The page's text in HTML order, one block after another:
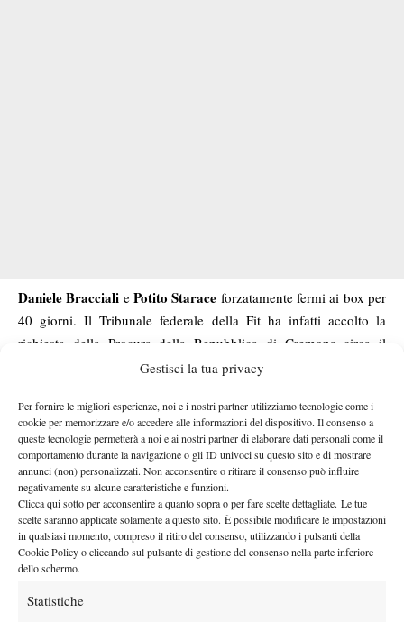
Gestisci la tua privacy
Per fornire le migliori esperienze, noi e i nostri partner utilizziamo tecnologie come i
cookie per memorizzare e/o accedere alle informazioni del dispositivo. Il consenso a
queste tecnologie permetterà a noi e ai nostri partner di elaborare dati personali come il
comportamento durante la navigazione o gli ID univoci su questo sito e di mostrare
annunci (non) personalizzati. Non acconsentire o ritirare il consenso può influire
negativamente su alcune caratteristiche e funzioni.
Clicca qui sotto per acconsentire a quanto sopra o per fare scelte dettagliate. Le tue
scelte saranno applicate solamente a questo sito. È possibile modificare le impostazioni
in qualsiasi momento, compreso il ritiro del consenso, utilizzando i pulsanti della
Cookie Policy o cliccando sul pulsante di gestione del consenso nella parte inferiore
dello schermo.
Statistiche
Daniele Bracciali ePotito Starace forzatamente fermi ai box per
40 giorni. Il Tribunale federale della Fit ha infatti accolto la
richiesta della Procura della Repubblica di Cremona circa il
provvedimento cautelare, fondato sul timore di reiterazione di
La durata della sospensione è stata fissata in 40 giorni, periodo
durante il quale la Procura federale continuerà a istruire il
procedimento nell’ambito del quale aveva effettuato la richiesta
di provvedimento cautelare.
TAGGED: Daniele Bracciali I Problemi della Fit